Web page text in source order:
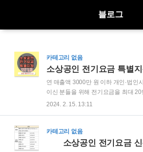
블로그
카테고리 없음
소상공인 전기요금 특별
연 매출액 3000만 원 이하 개인·법인
이신 분들을 위해 전기요금을 최대 20
원한다고 하니 서둘러 신청하시길 바
기 확인) 더보기 *활동 사업자 - 개업일
공고일('24.2.15) 조회 기준으로 폐업
2024. 2. 15. 13:11
카테고리 없음